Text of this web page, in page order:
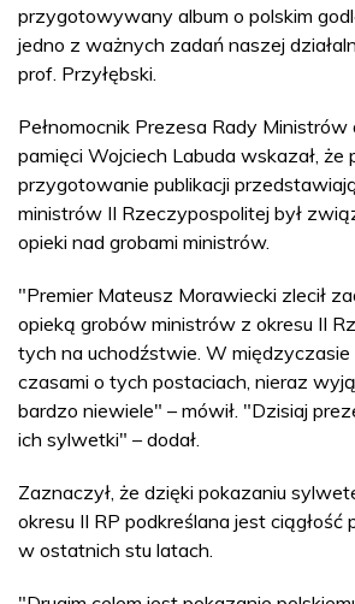
przygotowywany album o polskim
jedno z ważnych zadań naszej
prof. Przyłębski.
Pełnomocnik Prezesa Rady Ministrów
pamięci Wojciech Labuda wskazał, że
przygotowanie publikacji
ministrów II Rzeczypospolitej był
opieki nad grobami ministrów.
"Premier Mateusz Morawiecki zlecił
opieką grobów ministrów z okresu II
tych na uchodźstwie. W międzyczasie
czasami o tych postaciach, nieraz
bardzo niewiele" – mówił. "Dzisiaj
ich sylwetki" – dodał.
Zaznaczył, że dzięki pokazaniu
okresu II RP podkreślana jest ciągłość
w ostatnich stu latach.